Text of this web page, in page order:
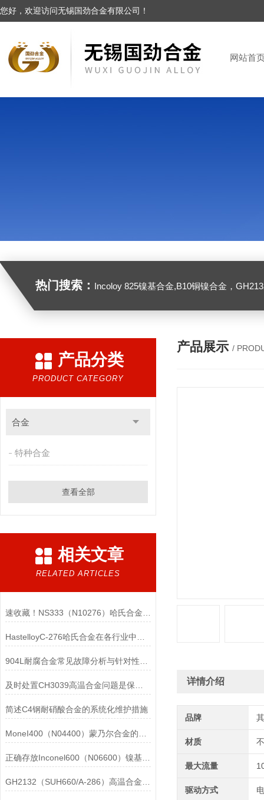
您好，欢迎访问无锡国劲合金有限公司！
网站首
热门搜索： Incoloy 825镍基合金,B10铜镍合金，GH2132高温合金，C276
产品分类
PRODUCT CATEGORY
合金
特种合金
查看全部
相关文章
RELATED ARTICLES
简述C4钢耐硝酸合金的系统化维护措施
正确存放Inconel600（N06600）镍基合金的重要性介绍
产品展示 /
详情介绍
品牌
材质
最大流量
驱动方式